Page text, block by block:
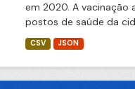
em 2020. A vacinação
postos de saúde da
CSV JSON